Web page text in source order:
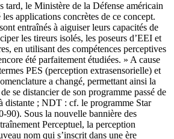
tard, le Ministère de la Défense américain
les applications concrètes de ce concept.
entraînés à aiguiser leurs capacités de
les tireurs isolés, les poseurs d’EEI et
en utilisant des compétences perceptives
été parfaitement étudiées. » A cause
PES (perception extrasensorielle) et
a changé, permettant ainsi la
se distancier de son programme passé de
distante ; NDT : cf. le programme Star
90). Sous la nouvelle bannière des
Perceptuel, la perception
nom qui s’inscrit dans une ère